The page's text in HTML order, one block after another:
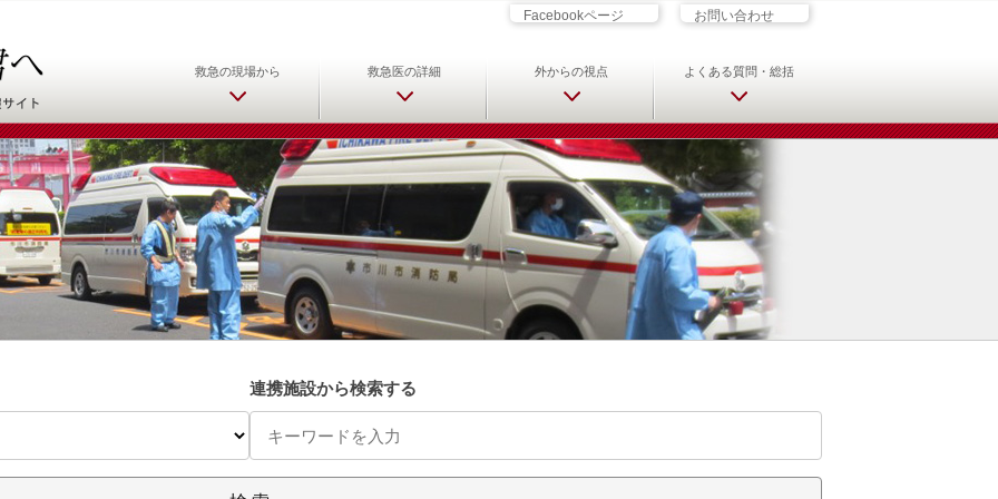
日本救急医学会 救急医をめざす君へ 救急科専門医・専攻医
Facebookページ お問い合わせ
救急の現場から 救急医の詳細 外からの視点 よくある質問・総括
連携施設から検索する